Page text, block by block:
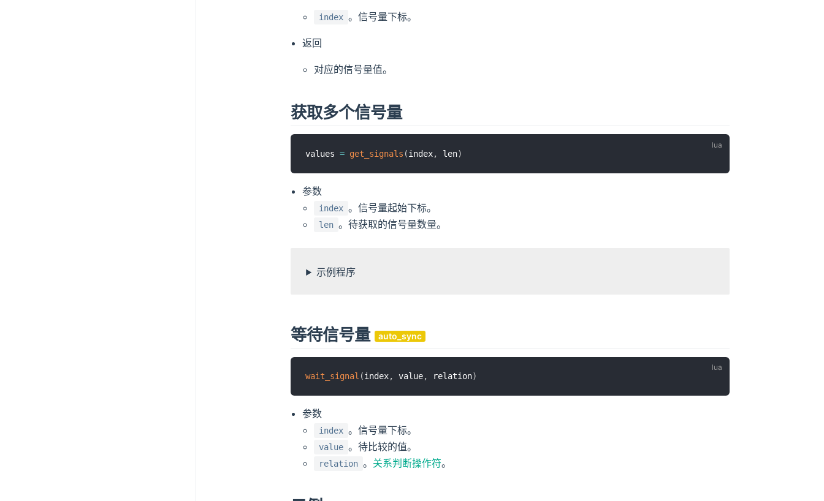
index 。信号量下标。
返回
对应的信号量值。
获取多个信号量
values = get_signals (index, len)
参数
index 。信号量起始下标。
len 。待获取的信号量数量。
示例程序
等待信号量 auto_sync
wait_signal (index, value, relation)
参数
index 。信号量下标。
value 。待比较的值。
relation 。 关系判断操作符。